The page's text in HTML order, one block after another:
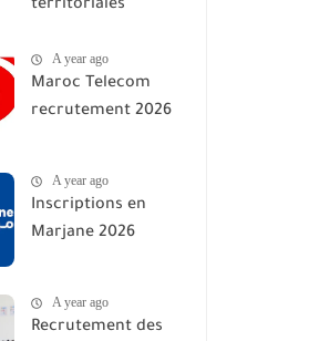
territoriales
2026A year ago
Maroc Telecom
recrutement 2026
A year ago
Inscriptions en
Marjane 2026
A year ago
Recrutement des